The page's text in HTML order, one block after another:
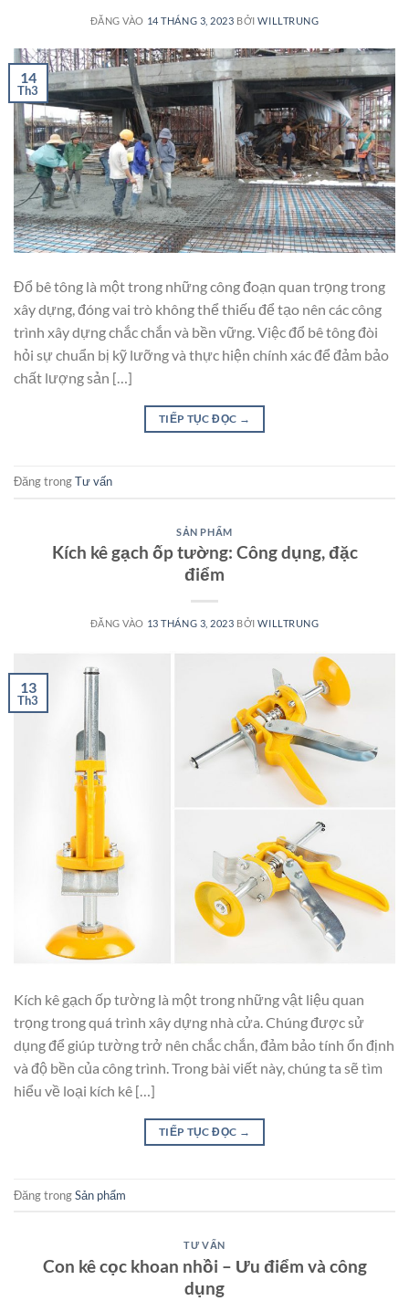
ĐĂNG VÀO 14 THÁNG 3, 2023 BỞIWILLTRUNG
14
Th3
Đổ bê tông là một trong những công đoạn quan trọng trong
xây dựng, đóng vai trò không thể thiếu để tạo nên các công
trình xây dựng chắc chắn và bền vững. Việc đổ bê tông đòi
hỏi sự chuẩn bị kỹ lưỡng và thực hiện chính xác để đảm bảo
chất lượng sản […]
TIẾP TỤC ĐỌC →
Đăng trongTư vấn
SẢN PHẨM
Kích kê gạch ốp tường: Công dụng, đặc
điểm
ĐĂNG VÀO 13 THÁNG 3, 2023 BỞIWILLTRUNG
13
Th3
Kích kê gạch ốp tường là một trong những vật liệu quan
trọng trong quá trình xây dựng nhà cửa. Chúng được sử
dụng để giúp tường trở nên chắc chắn, đảm bảo tính ổn định
và độ bền của công trình. Trong bài viết này, chúng ta sẽ tìm
hiểu về loại kích kê […]
TIẾP TỤC ĐỌC →
Đăng trongSản phẩm
TƯ VẤN
Con kê cọc khoan nhồi – Ưu điểm và công
dụng